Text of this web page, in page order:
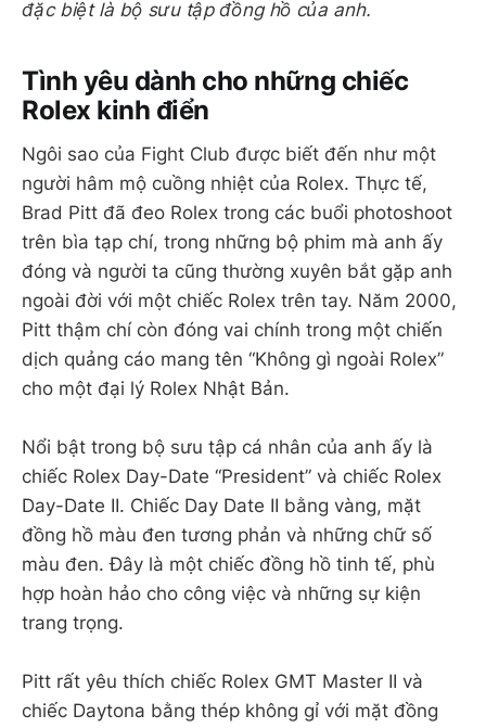
đặc biệt là bộ sưu tập đồng hồ của anh.
Tình yêu dành cho những chiếc
Rolex kinh điển
Ngôi sao của Fight Club được biết đến như một
người hâm mộ cuồng nhiệt của Rolex. Thực tế,
Brad Pitt đã đeo Rolex trong các buổi photoshoot
trên bìa tạp chí, trong những bộ phim mà anh ấy
đóng và người ta cũng thường xuyên bắt gặp anh
ngoài đời với một chiếc Rolex trên tay. Năm 2000,
Pitt thậm chí còn đóng vai chính trong một chiến
dịch quảng cáo mang tên “Không gì ngoài Rolex”
cho một đại lý Rolex Nhật Bản.
Nổi bật trong bộ sưu tập cá nhân của anh ấy là
chiếc Rolex Day-Date “President” và chiếc Rolex
Day-Date II. Chiếc Day Date II bằng vàng, mặt
đồng hồ màu đen tương phản và những chữ số
màu đen. Đây là một chiếc đồng hồ tinh tế, phù
hợp hoàn hảo cho công việc và những sự kiện
trang trọng.
Pitt rất yêu thích chiếc Rolex GMT Master II và
chiếc Daytona bằng thép không gỉ với mặt đồng